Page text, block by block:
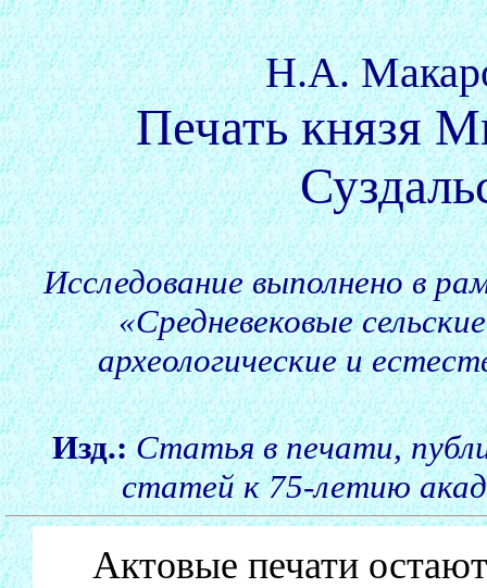
Н.А.
Печать князя
Исследование выполнено в
«Средневековые
археологические и
Изд.:Cтатья в печати,
статей к 75-летию
Актовые печати